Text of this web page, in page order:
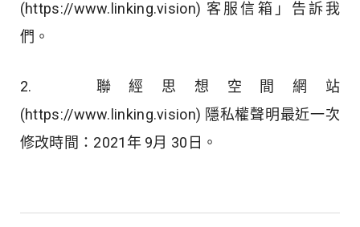
(https://www.linking.vision) 客服信箱」告訴我
們。
2. 聯經思想空間網站
(https://www.linking.vision) 隱私權聲明最近一次
修改時間：2021年 9月 30日。